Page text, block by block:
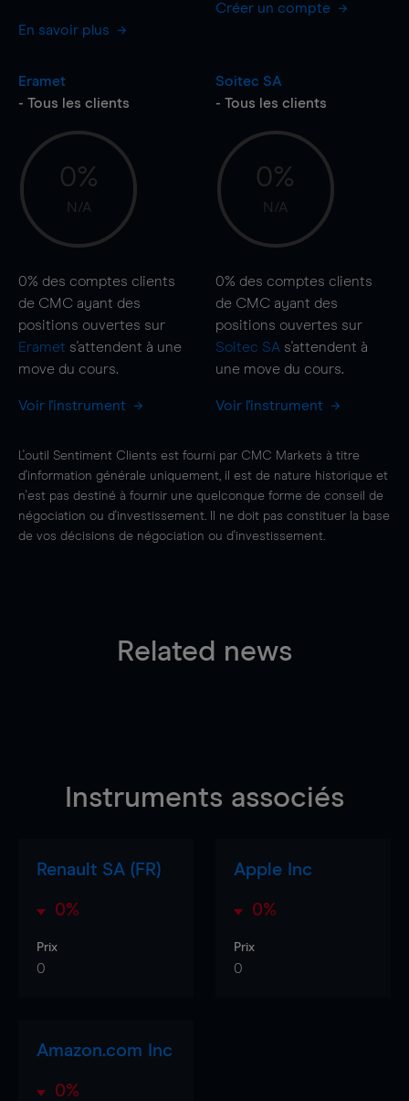
En savoir plus
Créer un compte
Eramet
- Tous les clients
0%
N/A
0% des comptes clients
de CMC ayant des
positions ouvertes sur
Eramet s'attendent à une
move du cours.
Voir l'instrument
Soitec SA
- Tous les clients
0%
N/A
0% des comptes clients
de CMC ayant des
positions ouvertes sur
Soitec SA s'attendent à
une move du cours.
Voir l'instrument
L'outil Sentiment Clients est fourni par CMC Markets à titre
d'information générale uniquement, il est de nature historique et
n'est pas destiné à fournir une quelconque forme de conseil de
négociation ou d'investissement. Il ne doit pas constituer la base
de vos décisions de négociation ou d'investissement.
Related news
Instruments associés
Renault SA (FR)
0%
Prix
0
Apple Inc
0%
Prix
0
Amazon.com Inc
0%